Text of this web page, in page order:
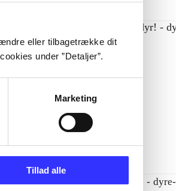
eller tilbagetrække dit
under ”Detaljer”.
Marketing
Tillad alle
barn
Jeg elsker dyr! - dyre-